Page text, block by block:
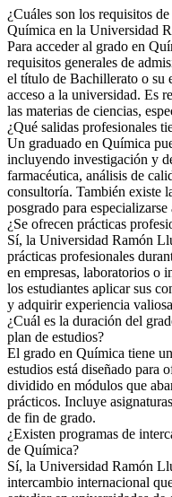
¿Cuáles son los requisitos
Química en la Universidad
Para acceder al grado en
requisitos generales de
el título de Bachillerato o su
acceso a la universidad. Es
las materias de ciencias,
¿Qué salidas profesionales
Un graduado en Química
incluyendo investigación y
farmacéutica, análisis de
consultoría. También existe
posgrado para
¿Se ofrecen prácticas
Sí, la Universidad Ramón
prácticas profesionales
en empresas, laboratorios o
los estudiantes aplicar sus
y adquirir experiencia
¿Cuál es la duración del
plan de estudios?
El grado en Química tiene
estudios está diseñado para
dividido en módulos que
prácticos. Incluye
de fin de grado.
¿Existen programas de
de Química?
Sí, la Universidad Ramón
intercambio internacional